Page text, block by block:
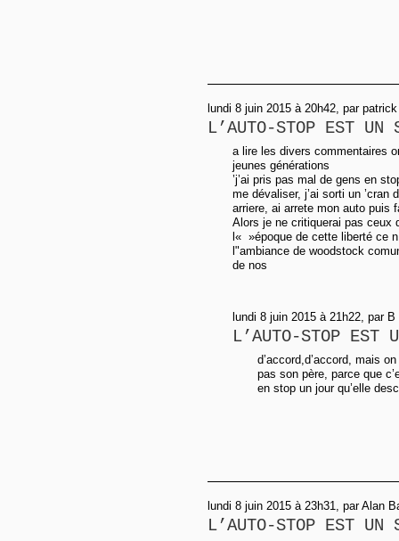
lundi 8 juin 2015 à 20h42, par
L’AUTO-STOP EST UN
a lire les divers commentaires
jeunes générations
’j’ai pris pas mal de gens en
me dévaliser, j’ai sorti un ’cran
arriere, ai arrete mon auto puis
Alors je ne critiquerai pas ceux
l« »époque de cette liberté ce
l"ambiance de woodstock
de nos
lundi 8 juin 2015 à 21h22, par B
L’AUTO-STOP EST
d’accord,d’accord, mais
pas son père, parce que
en stop un jour qu’elle
lundi 8 juin 2015 à 23h31, par Alan
L’AUTO-STOP EST UN